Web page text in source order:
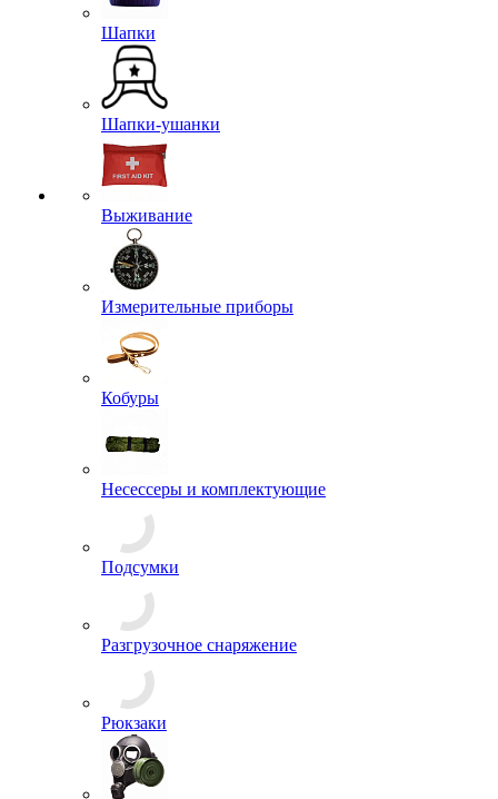
Фуражки
Шапки
Выживание
Измерительные приборы
Несессеры и комплектующие
Подсумки
Разгрузочное снаряжение